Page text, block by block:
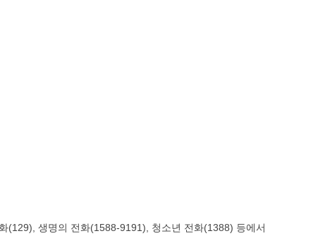
(129), 생명의 전화(1588-9191), 청소년 전화(1388) 등에서